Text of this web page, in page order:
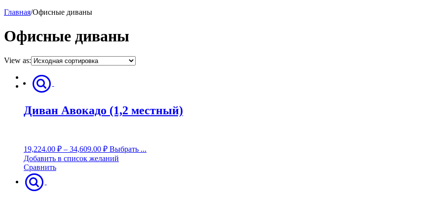
Главная/Офисные диваны
Офисные диваны
View as:
Диван Авокадо (1,2 местный)
19,224.00 ₽ – 34,609.00 ₽ Выбрать ...
Добавить в список желаний
Сравнить